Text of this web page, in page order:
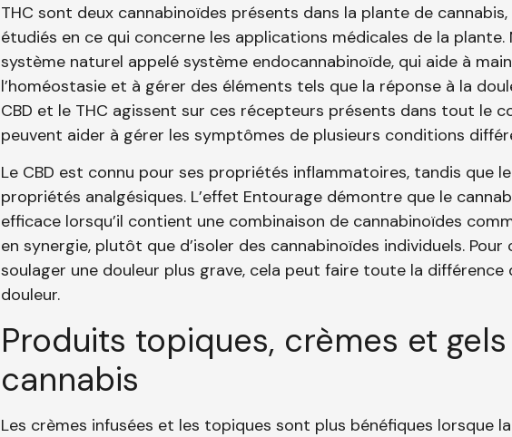
THC sont deux cannabinoïdes présents dans la plante de
étudiés en ce qui concerne les applications médicales de la
système naturel appelé système endocannabinoïde, qui aide à
l’homéostasie et à gérer des éléments tels que la réponse à la
CBD et le THC agissent sur ces récepteurs présents dans tout le
peuvent aider à gérer les symptômes de plusieurs conditions
Le CBD est connu pour ses propriétés inflammatoires, tandis que
propriétés analgésiques. L’effet Entourage démontre que le
efficace lorsqu’il contient une combinaison de cannabinoïdes
en synergie, plutôt que d’isoler des cannabinoïdes individuels.
soulager une douleur plus grave, cela peut faire toute la
douleur.
Produits topiques, crèmes et
cannabis
Les crèmes infusées et les topiques sont plus bénéfiques lorsque